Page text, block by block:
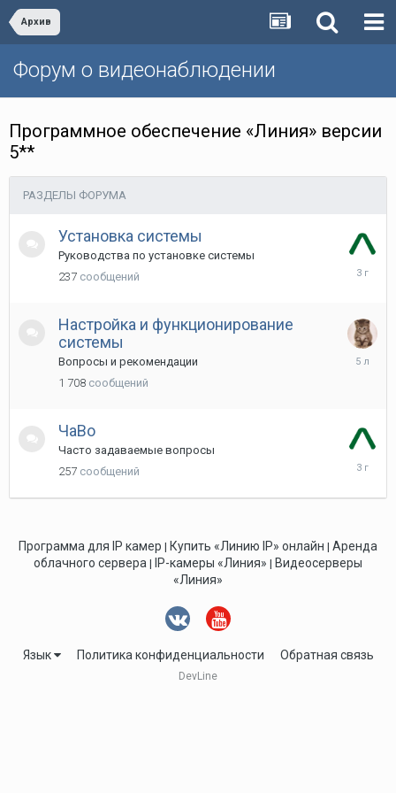
Архив
Форум о видеонаблюдении
Программное обеспечение «Линия» версии
5**
РАЗДЕЛЫ ФОРУМА
Установка системы
Руководства по установке системы
237 сообщений
Настройка и функционирование
системы
Вопросы и рекомендации
1 708 сообщений
16
ЧаВо
Часто задаваемые вопросы
257 сообщений
13
2023
Программа для IP камер | Купить «Линию IP» онлайн | Аренда
облачного сервера | IP-камеры «Линия» | Видеосерверы
«Линия»
Язык Политика конфиденциальности Обратная связь
DevLine